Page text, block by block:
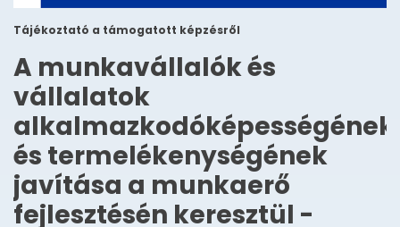
Tájékoztató a támogatott képzésről
A munkavállalók és
vállalatok
alkalmazkodóképességének
és termelékenységének
javítása a munkaerő
fejlesztésén keresztül -